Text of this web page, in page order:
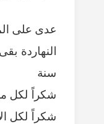
عدى على
سنة
شكراً لكل
شكراً لكل